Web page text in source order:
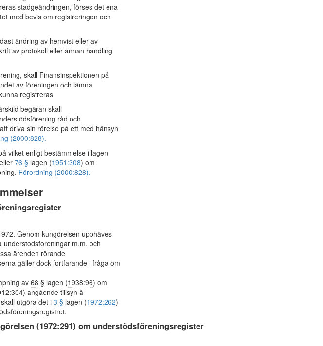
stadgeändringen, förses det ena
med bevis om registreringen och
ändring av hemvist eller av
av protokoll eller annan handling
skall Finansinspektionen på
av föreningen och lämna
registreras.
begäran skall
råd och
driva sin rörelse på ett med hänsyn
(2000:828).
vilket enligt bestämmelse i lagen
76 § lagen (1951:308) om
Förordning (2000:828).
Genom kungörelsen upphäves
m.m. och
ärenden rörande
gäller dock fortfarande i fråga om
av 68 § lagen (1938:96) om
) angående tillsyn å
utgöra det i 3 § lagen (1972:262)
(1972:291) om understödsföreningsregister